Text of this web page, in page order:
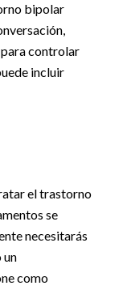
bipolar
controlar
incluir
el trastorno
se
necesitarás
un
como